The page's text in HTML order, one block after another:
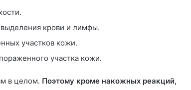
крови и лимфы.
участков кожи.
участка кожи.
в целом. Поэтому кроме накожных реакций,